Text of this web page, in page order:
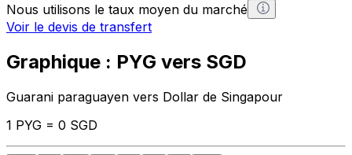
Nous utilisons le taux moyen du marché
Voir le devis de transfert
Graphique : PYG vers SGD
Guarani paraguayen vers Dollar de Singapour
1 PYG = 0 SGD